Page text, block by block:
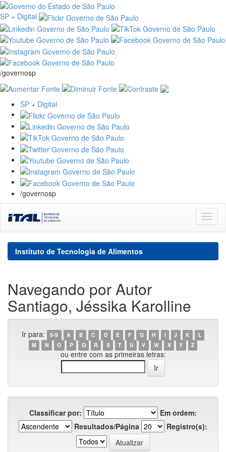
SP + Digital
/governosp
SP + Digital
/governosp
navigation
Instituto de Tecnologia de Alimentos
Navegando por Autor
Santiago, Jéssika Karolline
Ir para: 0-9 A B C D E F G H I J K
L
M
N O P Q R S T U V W X Y Z
ou entre com as primeiras letras:
Classificar por:
Em ordem:
Resultados/Página
Registro(s):